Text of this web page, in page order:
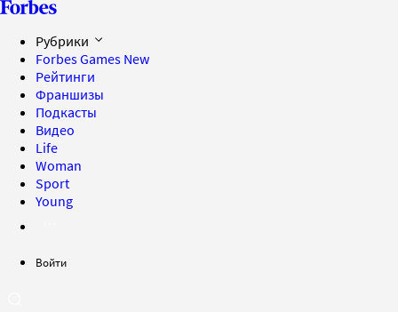
Рубрики
Forbes Games New
Рейтинги
Франшизы
Подкасты
Видео
Life
Woman
Sport
Young
Войти